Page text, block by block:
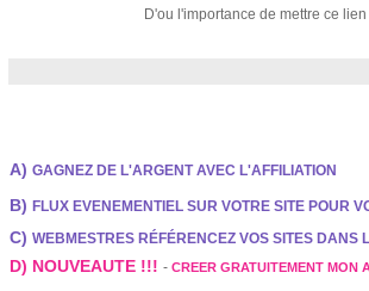
D'ou l'importance de mettre ce
A) GAGNEZ DE L'ARGENT AVEC L'AFFILIATION
B) FLUX EVENEMENTIEL SUR VOTRE SITE POUR
C) WEBMESTRES RÉFÉRENCEZ VOS SITES
D) NOUVEAUTE !!! - CREER GRATUITEMENT MON